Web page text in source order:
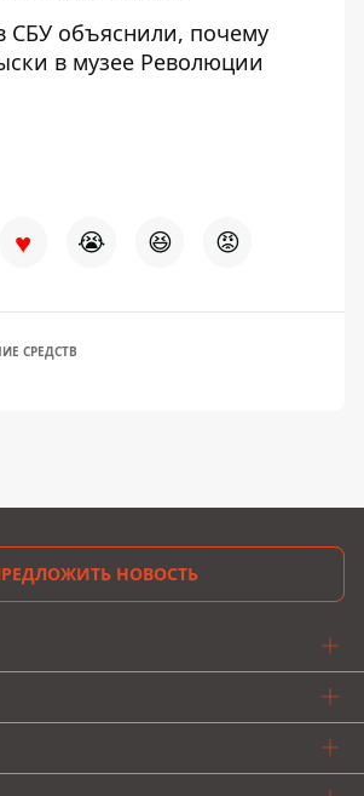
СБУ объяснили, почему
в музее Революции
♥ 😭 😆 😡
СРЕДСТВ
НОВОСТЬ